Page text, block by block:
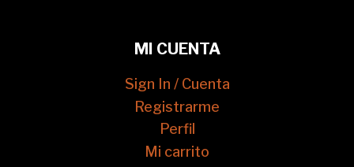
MI CUENTA
Sign In / Cuenta
Registrarme
Perfil
Mi carrito